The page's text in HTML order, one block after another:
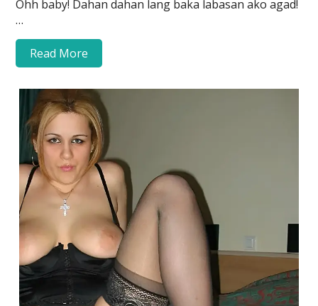
Ohh baby! Dahan dahan lang baka labasan ako agad!
…
Read More